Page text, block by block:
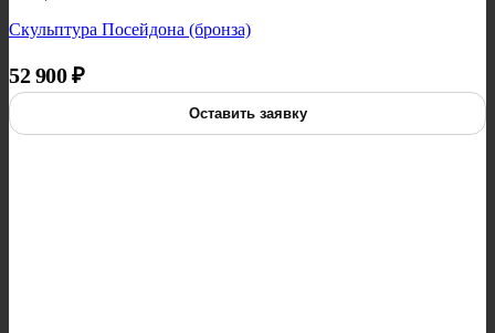
Скульптура Посейдона (бронза)
52 900₽
Оставить заявку